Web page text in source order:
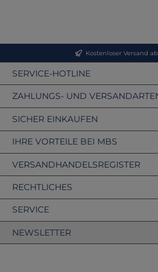
Kostenloser Versand
SERVICE-HOTLINE
ZAHLUNGS- UND
VERSANDHANDELSREGISTER
SICHER EINKAUFEN
IHRE VORTEILE BEI MBS
RECHTLICHES
SERVICE
NEWSLETTER